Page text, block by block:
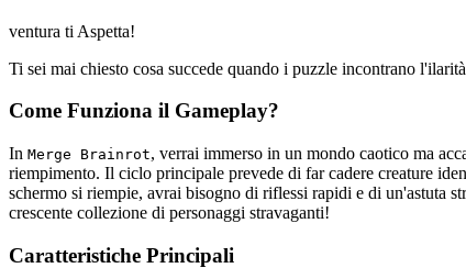
ventura ti Aspetta!
Ti sei mai chiesto cosa succede quando i puzzle incontrano
Come Funziona il Gameplay?
In Merge Brainrot, verrai immerso in un mondo caotico ma
riempimento. Il ciclo principale prevede di far cadere creature
schermo si riempie, avrai bisogno di riflessi rapidi e di un'astuta
crescente collezione di personaggi stravaganti!
Caratteristiche Principali